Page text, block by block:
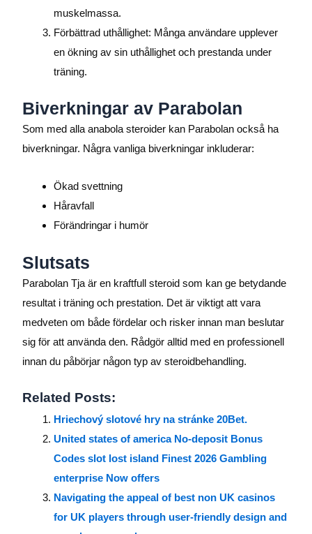
muskelmassa.
Förbättrad uthållighet: Många användare upplever
en ökning av sin uthållighet och prestanda under
träning.
Biverkningar av Parabolan
Som med alla anabola steroider kan Parabolan också ha
biverkningar. Några vanliga biverkningar inkluderar:
Ökad svettning
Håravfall
Förändringar i humör
Slutsats
Parabolan Tja är en kraftfull steroid som kan ge betydande
resultat i träning och prestation. Det är viktigt att vara
medveten om både fördelar och risker innan man beslutar
sig för att använda den. Rådgör alltid med en professionell
innan du påbörjar någon typ av steroidbehandling.
Related Posts:
Hriechový slotové hry na stránke 20Bet.
United states of america No-deposit Bonus
Codes slot lost island Finest 2026 Gambling
enterprise Now offers
Navigating the appeal of best non UK casinos
for UK players through user-friendly design and